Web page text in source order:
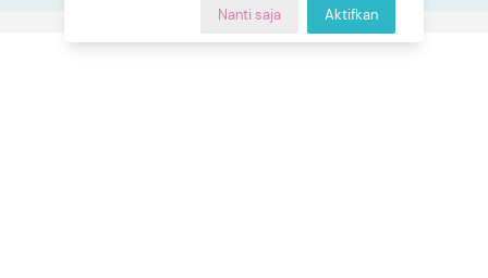
Nanti saja Aktifkan